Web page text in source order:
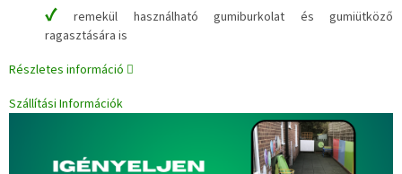
✔remekül használható gumiburkolat és gumiütköző
ragasztására is
Részletes információ
Szállítási Információk